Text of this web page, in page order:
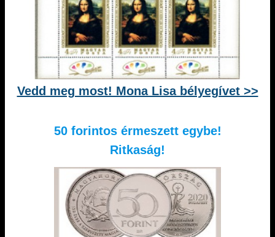
Vedd meg most! Mona Lisa bélyegívet >>
50 forintos érmeszett egybe!
Ritkaság!